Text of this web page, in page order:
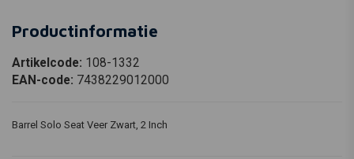
Productinformatie
Artikelcode: 108-1332
EAN-code: 7438229012000
Barrel Solo Seat Veer Zwart, 2 Inch